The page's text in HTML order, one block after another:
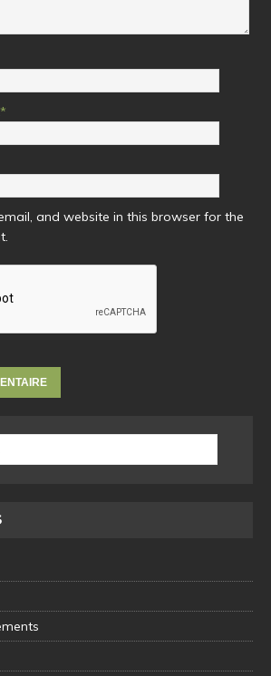
*
and website in this browser for the